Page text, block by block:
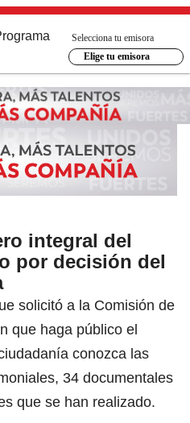
Selecciona tu emisora
Elige tu emisora
integral del
por decisión del
solicitó a la Comisión de
que haga público el
conozca las
34 documentales
que se han realizado.